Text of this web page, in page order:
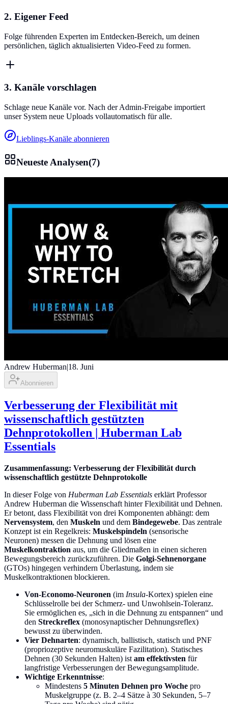
2. Eigener Feed
Folge führenden Experten im Entdecken-Bereich, um deinen
persönlichen, täglich aktualisierten Video-Feed zu formen.
3. Kanäle vorschlagen
Schlage neue Kanäle vor. Nach der Admin-Freigabe importiert
unser System neue Uploads vollautomatisch für alle.
Lieblings-Kanäle abonnieren
Neueste Analysen(7)
Andrew Huberman|18. Juni
Abonnieren
Verbesserung der Flexibilität mit
wissenschaftlich gestützten
Dehnprotokollen | Huberman Lab
Essentials
Zusammenfassung: Verbesserung der Flexibilität durch
wissenschaftlich gestützte Dehnprotokolle
In dieser Folge von Huberman Lab Essentials erklärt Professor
Andrew Huberman die Wissenschaft hinter Flexibilität und Dehnen.
Er betont, dass Flexibilität von drei Komponenten abhängt: dem
Nervensystem, den Muskeln und dem Bindegewebe. Das zentrale
Konzept ist ein Regelkreis: Muskelspindeln (sensorische
Neuronen) messen die Dehnung und lösen eine
Muskelkontraktion aus, um die Gliedmaßen in einen sicheren
Bewegungsbereich zurückzuführen. Die Golgi-Sehnenorgane
(GTOs) hingegen verhindern Überlastung, indem sie
Muskelkontraktionen blockieren.
Von-Economo-Neuronen (im Insula-Kortex) spielen eine
Schlüsselrolle bei der Schmerz- und Unwohlsein-Toleranz.
Sie ermöglichen es, „sich in die Dehnung zu entspannen“ und
den Streckreflex (monosynaptischer Dehnungsreflex)
bewusst zu überwinden.
Vier Dehnarten: dynamisch, ballistisch, statisch und PNF
(propriozeptive neuromuskuläre Fazilitation). Statisches
Dehnen (30 Sekunden Halten) ist am effektivsten für
langfristige Verbesserungen der Bewegungsamplitude.
Wichtige Erkenntnisse:
Mindestens 5 Minuten Dehnen pro Woche pro
Muskelgruppe (z. B. 2–4 Sätze à 30 Sekunden, 5–7